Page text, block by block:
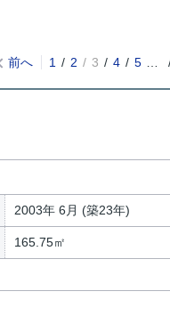
前へ 1 2 3 4 5
2003年 6月 (築23年)
165.75㎡